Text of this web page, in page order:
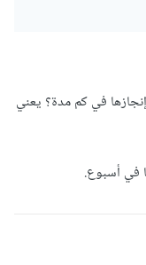
المتطلبات
وفي حال
تلك نقطة جيدة
ذكر مثلاً أن تطبيق بسيط مكون من 5 صفحات يستغرق مدة
في كم مدة؟ يعني
في أسبوع.